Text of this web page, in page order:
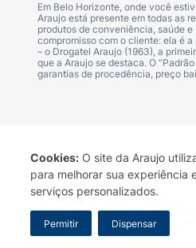
Cookies: O site da Araujo
para melhorar sua experiência
serviços personalizados.
Permitir Dispensar
Em Belo Horizonte, onde você
Araujo está presente em todas as
produtos de conveniência, saúde
compromisso com o cliente: ela é
– o Drogatel Araujo (1963), a
que a Araujo se destaca. O
garantias de procedência, preço
Termo de Uso Portal da
A Drogaria Araujo S/A informa
marca. Para sua segurança
Araujo S.A. Em caso de dúvidas,